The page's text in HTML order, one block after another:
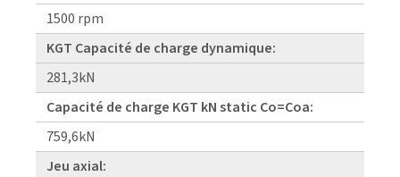
1500 rpm
KGT Capacité de charge dynamique:
281,3kN
Capacité de charge KGT kN static Co=Coa:
759,6kN
Jeu axial: